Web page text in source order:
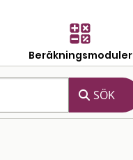
Beräkningsmoduler